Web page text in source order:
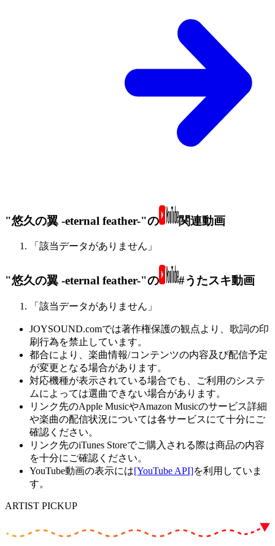
"悠久の翼 -eternal feather-"の 関連動画
「該当データがありません」
"悠久の翼 -eternal feather-"の #うたスキ動画
「該当データがありません」
JOYSOUND.comでは著作権保護の観点より、歌詞の印
刷行為を禁止しています。
都合により、楽曲情報/コンテンツの内容及び配信予定
が変更となる場合があります。
対応機種が表示されている場合でも、ご利用のシステ
ムによっては選曲できない場合があります。
リンク先のApple MusicやAmazon Musicのサービス詳細
や楽曲の配信状況については各サービスにて十分にご
確認ください。
リンク先のiTunes Storeでご購入される際は商品の内容
を十分にご確認ください。
YouTube動画の表示には[YouTube API]を利用していま
す。
ARTIST PICKUP